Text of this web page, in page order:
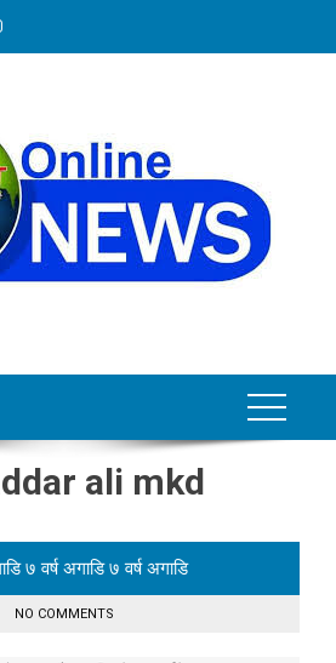
ali mkd
७ वर्ष अगाडि ७ वर्ष अगाडि
NO COMMENTS